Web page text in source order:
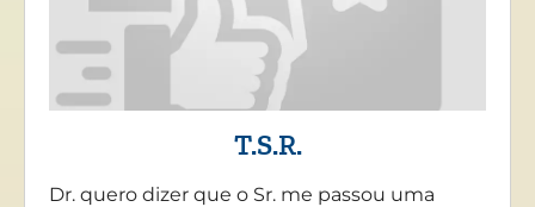
T.S.R.
Dr. quero dizer que o Sr. me passou uma